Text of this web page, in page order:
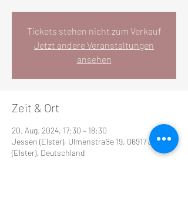
Tickets stehen nicht zum Verkauf
Jetzt andere Veranstaltungen
ansehen
Zeit & Ort
20. Aug. 2024, 17:30 – 18:30
Jessen (Elster), Ulmenstraße 19, 06917 Jessen
(Elster), Deutschland